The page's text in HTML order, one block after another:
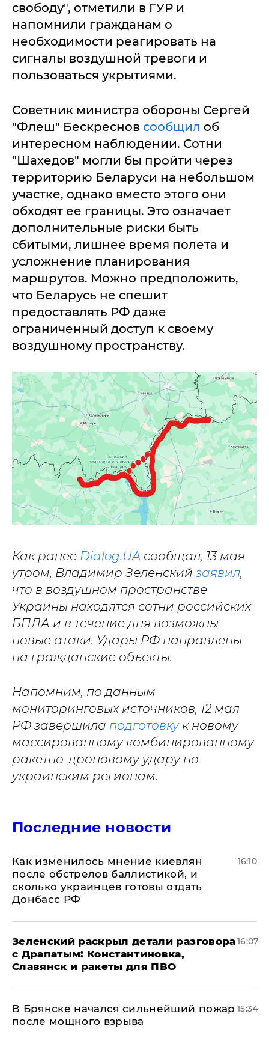
свободу", отметили в ГУР и
напомнили гражданам о
необходимости реагировать на
сигналы воздушной тревоги и
пользоваться укрытиями.
Советник министра обороны Сергей
"Флеш" Бескреснов сообщил об
интересном наблюдении. Сотни
"Шахедов" могли бы пройти через
территорию Беларуси на небольшом
участке, однако вместо этого они
обходят ее границы. Это означает
дополнительные риски быть
сбитыми, лишнее время полета и
усложнение планирования
маршрутов. Можно предположить,
что Беларусь не спешит
предоставлять РФ даже
ограниченный доступ к своему
воздушному пространству.
Как ранее Dialog.UA сообщал, 13 мая
утром, Владимир Зеленский заявил,
что в воздушном пространстве
Украины находятся сотни российских
БПЛА и в течение дня возможны
новые атаки. Удары РФ направлены
на гражданские объекты.
Напомним, по данным
мониторинговых источников, 12 мая
РФ завершила подготовкук новому
массированному комбинированному
ракетно-дроновому удару по
украинским регионам.
Последние новости
Как изменилось мнение киевлян
после обстрелов баллистикой, и
сколько украинцев готовы отдать
Донбасс РФ
16:10
​Зеленский раскрыл детали разговора
с Драпатым: Константиновка,
Славянск и ракеты для ПВО
16:07
В Брянске начался сильнейший пожар
после мощного взрыва
15:34